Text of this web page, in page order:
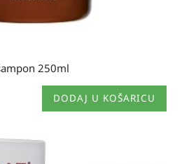
250ml
DODAJ U KOŠARICU